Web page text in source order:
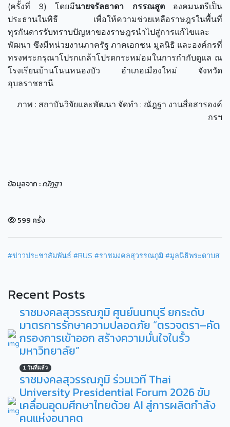
(ครั้งที่ 9) โดยมีนายจรัลธาดา กรรณสูตองคมนตรีเป็น
ประธานในพิธี เพื่อให้ความช่วยเหลือราษฎรในพื้นที่
ทุรกันดารรับทราบปัญหาของราษฎรนำไปสู่การแก้ไขและ
พัฒนา ซึงมีหน่วยงานภาครัฐ ภาคเอกชน มูลนิธิ และองค์กรที่
ทรงพระกรุณาโปรกเกล้าโปรดกระหม่อมในการกำกับดูแล ณ
โรงเรียนบ้านโนนหนองบัว อำเภอเมืองใหม่ จังหวัด
อุบลราชธานี
ภาพ : สถาบันวิจัยและพัฒนา จัดทำ : ณัฎฐา งานสื่อสารองค์
กรฯ
ข้อมูลจาก :ณัฎฐา
599 ครั้ง
#ข่าวประชาสัมพันธ์ #RUS #ราชมงคลสุวรรณภูมิ #มูลนิธิพระดาบส
Recent Posts
ราชมงคลสุวรรณภูมิ ศูนย์นนทบุรี ยกระดับ
มาตรการรักษาความปลอดภัย “ตรวจตรา–คัด
กรองการเข้าออก สร้างความมั่นใจในรั้ว
มหาวิทยาลัย”
1 วันที่แล้ว
ราชมงคลสุวรรณภูมิ ร่วมเวที Thai
University Presidential Forum 2026 ขับ
เคลื่อนอุดมศึกษาไทยด้วย AI สู่การผลิตกำลัง
คนแห่งอนาคต